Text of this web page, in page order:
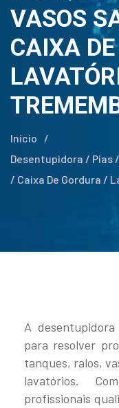
VASOS
CAIXA
Início
/
Desentupidora / Pias
/ Caixa De Gordura /
A
para resolver
tanques, ralos,
lavatórios.
profissionais